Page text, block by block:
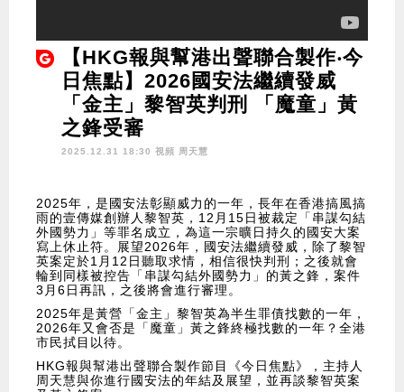
【HKG報與幫港出聲聯合製作‧今
日焦點】2026國安法繼續發威
「金主」黎智英判刑 「魔童」黃
之鋒受審
2025.12.31 18:30 視頻 周天慧
2025年，是國安法彰顯威力的一年，長年在香港搞風搞
雨的壹傳媒創辦人黎智英，12月15日被裁定「串謀勾結
外國勢力」等罪名成立，為這一宗曠日持久的國安大案
寫上休止符。展望2026年，國安法繼續發威，除了黎智
英案定於1月12日聽取求情，相信很快判刑；之後就會
輪到同樣被控告「串謀勾結外國勢力」的黃之鋒，案件
3月6日再訊，之後將會進行審理。
2025年是黃營「金主」黎智英為半生罪債找數的一年，
2026年又會否是「魔童」黃之鋒終極找數的一年？全港
市民拭目以待。
HKG報與幫港出聲聯合製作節目《今日焦點》，主持人
周天慧與你進行國安法的年結及展望，並再談黎智英案